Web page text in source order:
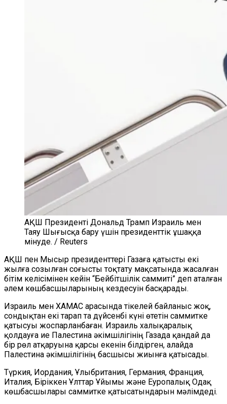
АҚШ Президенті Дональд Трамп Израиль мен
Таяу Шығысқа бару үшін президенттік ұшаққа
мінуде. / Reuters
АҚШ пен Мысыр президенттері Газаға қатысты екі
жылға созылған соғысты тоқтату мақсатында жасалған
бітім келісімінен кейін “Бейбітшілік саммиті” деп аталған
әлем көшбасшыларының кездесуін басқарады.
Израиль мен ХАМАС арасында тікелей байланыс жоқ,
сондықтан екі тарап та дүйсенбі күні өтетін саммитке
қатысуы жоспарланбаған. Израиль халықаралық
қолдауға ие Палестина әкімшілігінің Газада қандай да
бір рөл атқаруына қарсы екенін білдірген, алайда
Палестина әкімшілігінің басшысы жиынға қатысады.
Түркия, Иордания, Ұлыбритания, Германия, Франция,
Италия, Біріккен Ұлттар Ұйымы және Еуропалық Одақ
көшбасшылары саммитке қатысатындарын мәлімдеді.